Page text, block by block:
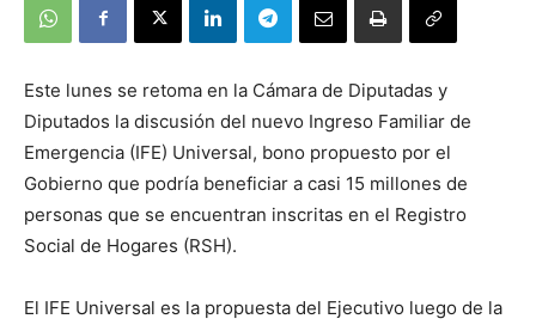
Este lunes se retoma en la Cámara de Diputadas y
Diputados la discusión del nuevo Ingreso Familiar de
Emergencia (IFE) Universal, bono propuesto por el
Gobierno que podría beneficiar a casi 15 millones de
personas que se encuentran inscritas en el Registro
Social de Hogares (RSH).
El IFE Universal es la propuesta del Ejecutivo luego de la